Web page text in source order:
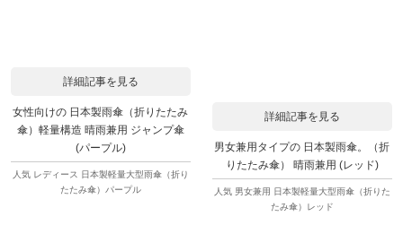
詳細記事を見る
女性向けの 日本製雨傘（折りたたみ
傘）軽量構造 晴雨兼用 ジャンプ傘
(パープル)
人気 レディース 日本製軽量大型雨傘（折り
たたみ傘）パープル
詳細記事を見る
男女兼用タイプの 日本製雨傘。（折
りたたみ傘） 晴雨兼用 (レッド)
人気 男女兼用 日本製軽量大型雨傘（折りた
たみ傘）レッド